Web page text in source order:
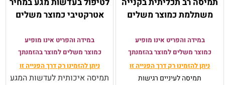
משתלמת כמוצר משלים
במידה והפריט אינו מופיע
כמוצר משלים למוצר בהזמנתך
ניתן להזמינו רק דרך הפנייה זו
תמיסהלעיניים רגישות
אטרקטיבי כמוצר משלים
במידה והפריט אינו מופיע
כמוצר משלים למוצר בהזמנתך
ניתן להזמינו רק דרך הפנייה זו
תמיסה איכותית לעדשות המגע